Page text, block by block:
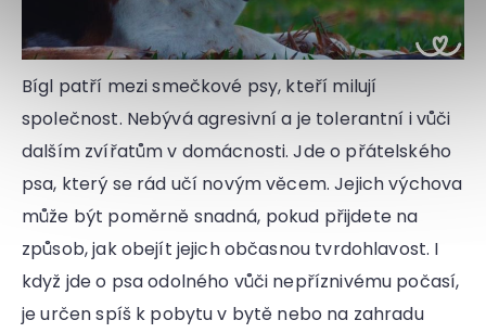
Bígl patří mezi smečkové psy, kteří milují
společnost. Nebývá agresivní a je tolerantní i vůči
dalším zvířatům v domácnosti. Jde o přátelského
psa, který se rád učí novým věcem. Jejich výchova
může být poměrně snadná, pokud přijdete na
způsob, jak obejít jejich občasnou tvrdohlavost. I
když jde o psa odolného vůči nepříznivému počasí,
je určen spíš k pobytu v bytě nebo na zahradu